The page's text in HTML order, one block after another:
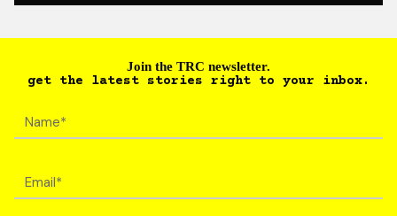
Join the TRC newsletter.
get the latest stories right to your inbox.